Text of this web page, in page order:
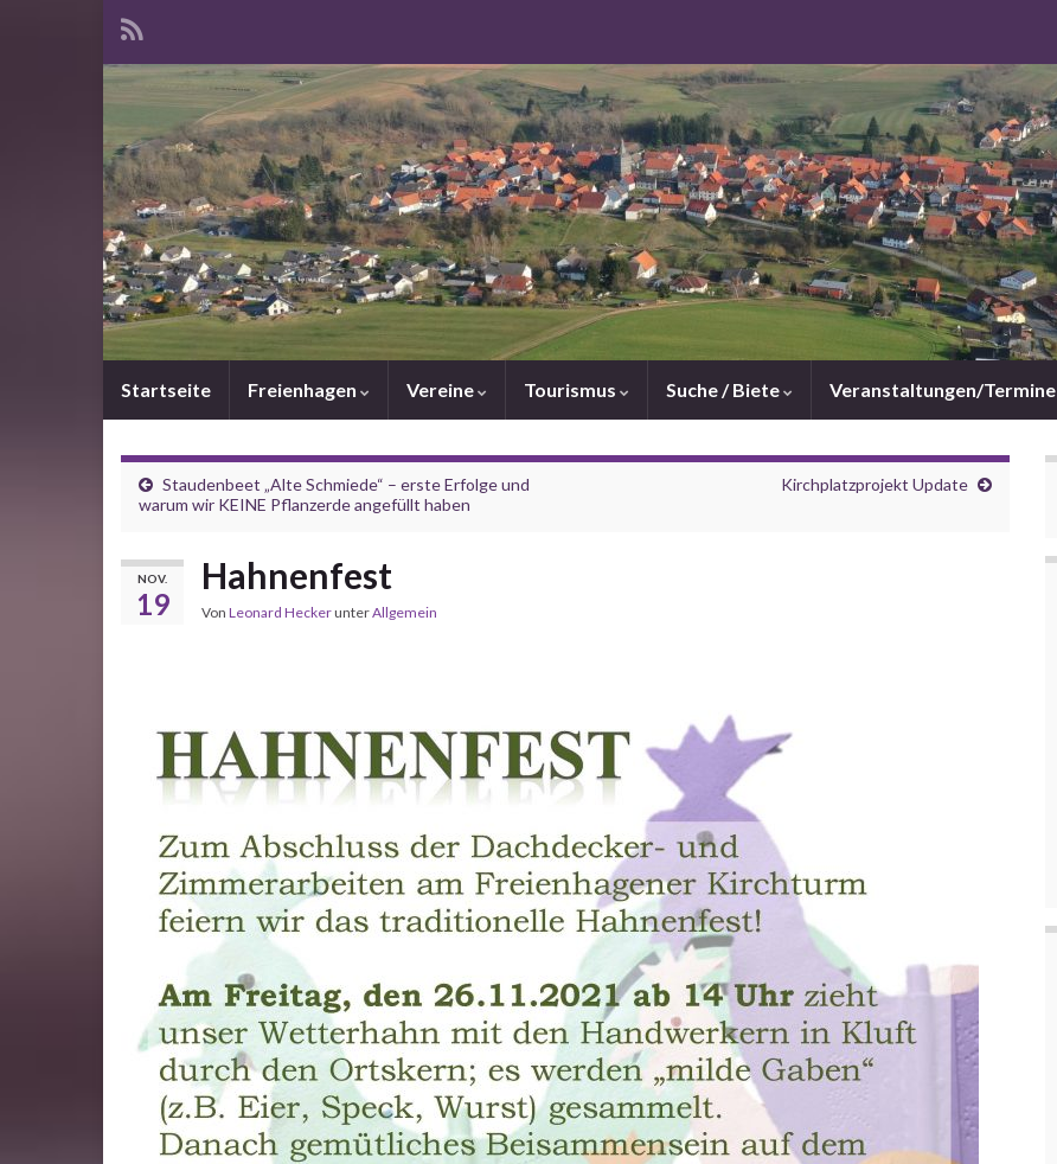
Startseite Freienhagen Vereine Tourismus Suche / Biete Veranstaltungen/Termine
Staudenbeet „Alte Schmiede“ – erste Erfolge und
warum wir KEINE Pflanzerde angefüllt haben
Kirchplatzprojekt Update
NOV.
19
Hahnenfest
Von Leonard HeckerunterAllgemein